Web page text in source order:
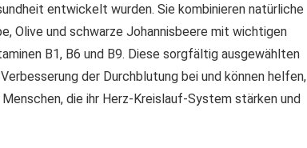
entwickelt wurden. Sie kombinieren natürliche
Olive und schwarze Johannisbeere mit wichtigen
B1, B6 und B9. Diese sorgfältig ausgewählten
der Durchblutung bei und können helfen,
die ihr Herz-Kreislauf-System stärken und